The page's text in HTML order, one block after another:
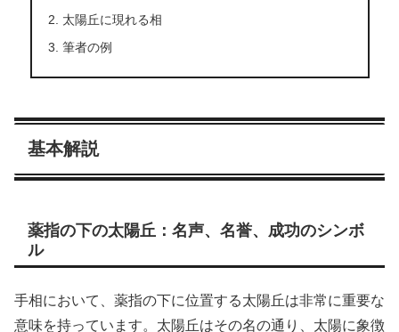
太陽丘に現れる相
筆者の例
基本解説
薬指の下の太陽丘：名声、名誉、成功のシンボ
ル
手相において、薬指の下に位置する太陽丘は非常に重要な
意味を持っています。太陽丘はその名の通り、太陽に象徴